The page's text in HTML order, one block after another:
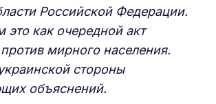
Российской Федерации.
это как очередной акт
мирного населения.
стороны
объяснений.